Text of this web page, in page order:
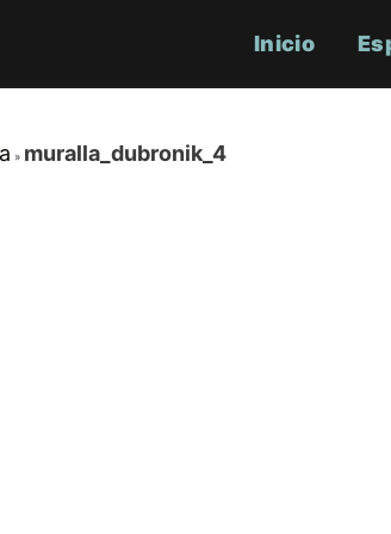
Inicio
muralla_dubronik_4